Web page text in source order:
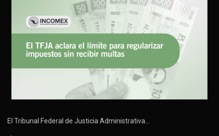
El Tribunal Federal de Justicia Administrativa…